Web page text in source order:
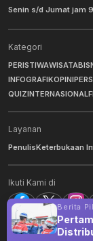
Senin s/d Jumat jam
Kategori
PERISTIWAWISATA
INFOGRAFIKOPINI
QUIZINTERNASIONAL
Layanan
PenulisKeterbukaan
Ikuti Kami di
©2026NNC
Berita